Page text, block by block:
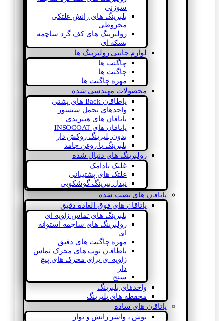
سوزنی
بلبرینگ های رانش غلتکی
مخروطی
رولبرینگ های کف گرد ساچمه
بشکه ای
لوازم جانبی رولبرینگ ها
چاگنت ها
چاگنت ها
مهره چاگنت ها
محصولات مهندسی شده
یاطاقان Back های پشتی
واحدهای تحمل سنسور
یاتاقان های هیبریدی
یاتاقان های INSOCOAT
بدون بلبرینگ روکش دار
بلبرینگ با روغن جامد
رولبرینگ های دنبال شده
غلتک بادامک
غلتک های پشتیبانی
نیدل بیرینگ گوشکوبی
یاتاقان های نصب شده
یاتاقان های فوق العاده دقیق
بلبرینگ های تماس زاویه ای
رولبرینگ های ساچمه استوانه
ای
مهره چاگنت های دقیق
یاطاقان توپ های محرک تماس
زاویه ای برای محرک های پیچ
دار
سنج
واحدهای بلبرینگ
محفظه های بلبرینگ
یاتاقان های ساده
بوش ، واشر رانش و نوار